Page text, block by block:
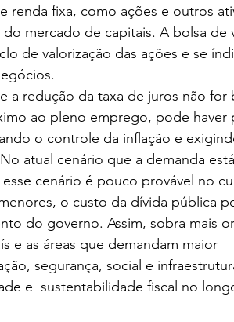
renda fixa, como ações e outros
mercado de capitais. A bolsa de
de valorização das ações e se
a redução da taxa de juros não for
ao pleno emprego, pode haver
o controle da inflação e
atual cenário que a demanda
cenário é pouco provável no
o custo da dívida pública
do governo. Assim, sobra mais
e as áreas que demandam maior
segurança, social e
e  sustentabilidade fiscal no